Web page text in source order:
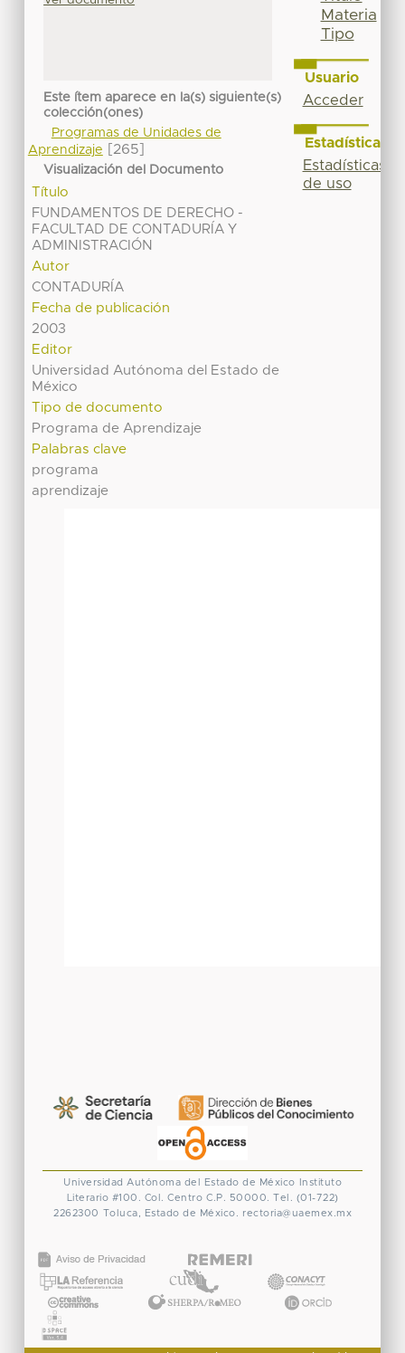
Este ítem aparece en la(s) siguiente(s)
colección(ones)
Programas de Unidades de
Aprendizaje
[265]
Visualización del Documento
Título
FUNDAMENTOS DE DERECHO -
FACULTAD DE CONTADURÍA Y
ADMINISTRACIÓN
Autor
CONTADURÍA
Fecha de publicación
2003
Editor
Universidad Autónoma del Estado de
México
Tipo de documento
Programa de Aprendizaje
Palabras clave
programa
aprendizaje
Materia
Tipo
Usuario
Acceder
Estadísticas
Estadísticas
de uso
Universidad Autónoma del Estado de México
Instituto
Literario #100. Col. Centro C.P. 50000. Tel. (01-722)
2262300 Toluca, Estado de México. rectoria@uaemex.mx